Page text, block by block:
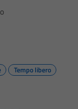
Tempo libero